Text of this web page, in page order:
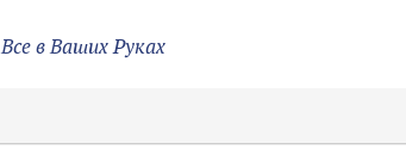
Все в Ваших Руках